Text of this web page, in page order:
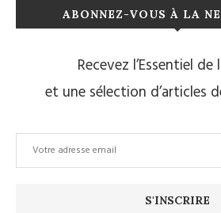
ABONNEZ-VOUS À LA
Recevez l’Essentiel
et une sélection d’articles